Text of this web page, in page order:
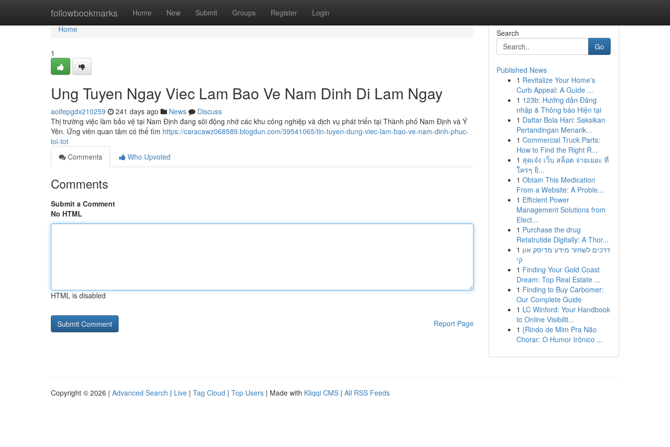
followbookmarks Home New Submit Groups Register Login
Home
Home
1
Ung Tuyen Ngay Viec Lam Bao Ve Nam Dinh Di Lam Ngay
aoifepgdx210259 241 days ago News
Discuss
Thị trường việc làm bảo vệ tại Nam Định đang sôi động nhờ các khu công nghiệp và dịch vụ phát triển tại Thành phố Nam Định và Ý
Yên. Ứng viên quan tâm có thể tìm https://caracawz068589.blogdun.com/39541065/tin-tuyen-dung-viec-lam-bao-ve-nam-dinh-phuc-
loi-tot
Comments
Who Upvoted
Comments
Submit a Comment
No HTML
HTML is disabled
Report Page
Search
Go
Published News
1 Revitalize Your Home's
Curb Appeal: A Guide ...
1 123b: Hướng dẫn Đăng
nhập & Thông báo Hiện tại
1 Daftar Bola Hari: Saksikan
Pertandingan Menarik...
1 Commercial Truck Parts:
How to Find the Right R...
1 สุดเจ๋ง เว็บ สล็อต จ่ายเยอะ ที่
ใครๆ ยิ่...
1 Obtain This Medication
From a Website: A Proble...
1 Efficient Power
Management Solutions from
Elect...
1 Purchase the drug
Retatrutide Digitally: A Thor...
1 דרכים לשחזר מידע מדיסק און
קי
1 Finding Your Gold Coast
Dream: Top Real Estate ...
1 Finding to Buy Carbomer:
Our Complete Guide
1 LC Winford: Your Handbook
to Online Visibilit...
1 {Rindo de Mim Pra Não
Chorar: O Humor Irônico ...
Copyright © 2026 | Advanced Search | Live | Tag Cloud | Top Users | Made with Kliqqi CMS | All RSS Feeds